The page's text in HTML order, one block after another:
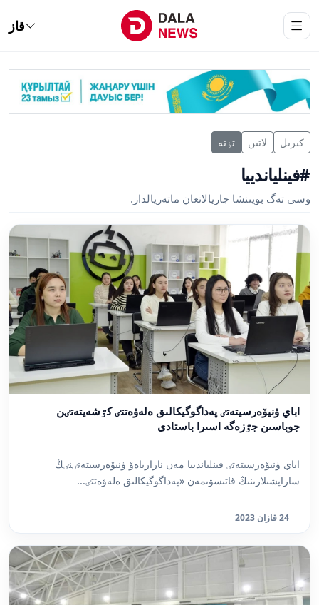
قاز
كىرىل لاتىن تٶتە
#فينلياندييا
وسى تەگ بويىنشا جاريالانعان ماتەريالدار.
اباي ۋنيۆەرسيتەتٸ پەداگوگيكالىق ەلەۋەتتٸ كٷشەيتەتٸن
جوباسىن جٷزەگە اسىرا باستادى
اباي ۋنيۆەرسيتەتٸ فينلياندييا مەن نازارباەۆ ۋنيۆەرسيتەتٸنٸڭ
ساراپشىلارىنىڭ قاتىسۋىمەن «پەداگوگيكالىق ەلەۋەتتٸ...
24 قازان 2023